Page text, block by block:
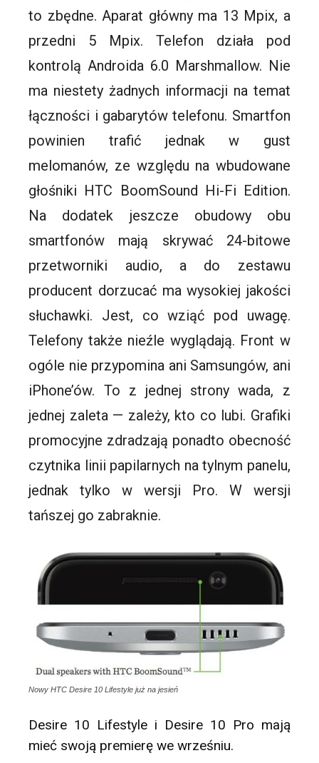
to zbędne. Aparat główny ma 13 Mpix, a
przedni 5 Mpix. Telefon działa pod
kontrolą Androida 6.0 Marshmallow. Nie
ma niestety żadnych informacji na temat
łączności i gabarytów telefonu. Smartfon
powinien trafić jednak w gust
melomanów, ze względu na wbudowane
głośniki HTC BoomSound Hi-Fi Edition.
Na dodatek jeszcze obudowy obu
smartfonów mają skrywać 24-bitowe
przetworniki audio, a do zestawu
producent dorzucać ma wysokiej jakości
słuchawki. Jest, co wziąć pod uwagę.
Telefony także nieźle wyglądają. Front w
ogóle nie przypomina ani Samsungów, ani
iPhone’ów. To z jednej strony wada, z
jednej zaleta — zależy, kto co lubi. Grafiki
promocyjne zdradzają ponadto obecność
czytnika linii papilarnych na tylnym panelu,
jednak tylko w wersji Pro. W wersji
tańszej go zabraknie.
Nowy HTC Desire 10 Lifestyle już na jesień
Desire 10 Lifestyle i Desire 10 Pro mają
mieć swoją premierę we wrześniu.